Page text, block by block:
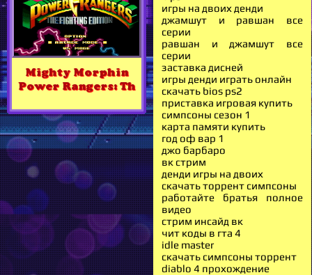
Mighty Morphin
Power Rangers: Th
игры на двоих денди
джамшут и равшан все
серии
равшан и джамшут все
серии
заставка дисней
игры денди играть онлайн
скачать bios ps2
приставка игровая купить
симпсоны сезон 1
карта памяти купить
год оф вар 1
джо барбаро
вк стрим
денди игры на двоих
скачать торрент симпсоны
работайте братья полное
видео
стрим инсайд вк
чит коды в гта 4
idle master
скачать симпсоны торрент
diablo 4 прохождение